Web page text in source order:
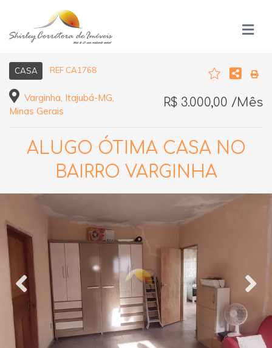
CASA REF CA1768
Varginha, Itajubá-MG,
Minas Gerais
R$ 3.000,00 /Mês
ALUGO ÓTIMA CASA NO
BAIRRO VARGINHA